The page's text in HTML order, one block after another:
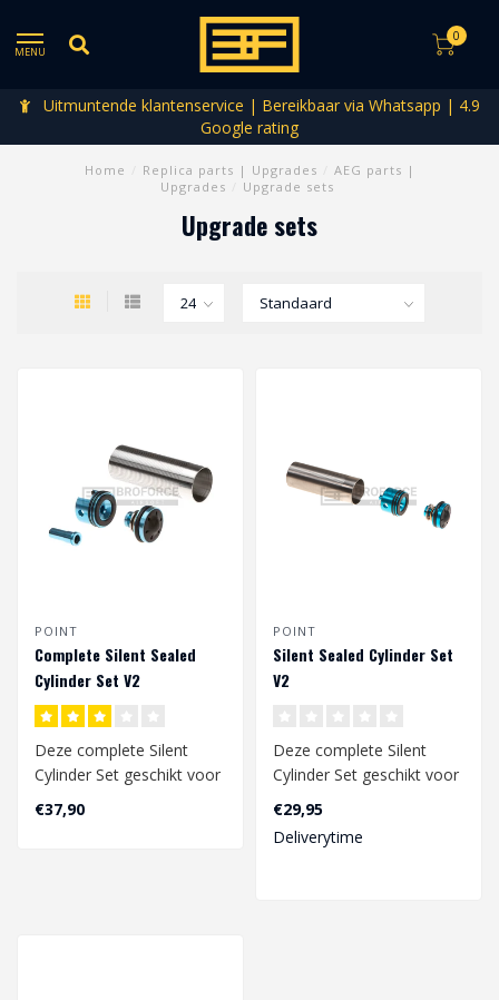
MENU
0
Uitmuntende klantenservice | Bereikbaar via Whatsapp | 4.9
Google rating
Home Replica parts | Upgrades
AEG parts |
Upgrades
Upgrade sets
Upgrade sets
POINT
Complete Silent Sealed
Cylinder Set V2
Deze complete Silent
Cylinder Set geschikt voor
V2 gearbox bestaat uit
een Cyind..
€37,90
POINT
Silent Sealed Cylinder Set
V2
Deze complete Silent
Cylinder Set geschikt voor
V2 gearbox bestaat uit
een Cyind..
€29,95
Deliverytime